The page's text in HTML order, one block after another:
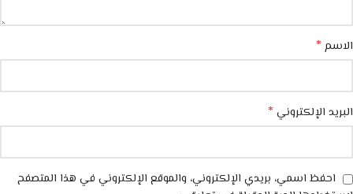
الاسم *
البريد الإلكتروني *
احفظ اسمي، بريدي الإلكتروني، والموقع الإلكتروني في هذا المتصفح